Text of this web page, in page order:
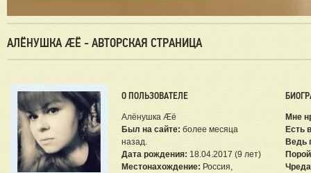
АЛЁНУШКА ÆЁ - АВТОРСКАЯ СТРАНИЦА
О ПОЛЬЗОВАТЕЛЕ
Алёнушка Æё
Был на сайте: более месяца
назад.
Дата рождения: 18.04.2017 (9 лет)
Местонахождение: Россия,
Мне
Есть
Ведь